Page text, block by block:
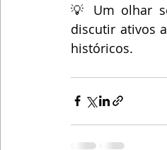
💡 Um olhar
discutir ativos
históricos.